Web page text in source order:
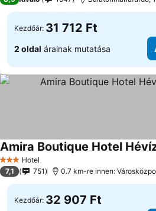
Kezdőár: 31 712 Ft
2 oldal árainak mutatása
3 Kategória
Hotel
Amira Boutique Hotel
7,1 751 0.7 km-re innen:
Kezdőár: 32 907 Ft